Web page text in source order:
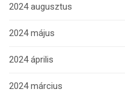
2024 augusztus
2024 május
2024 április
2024 március